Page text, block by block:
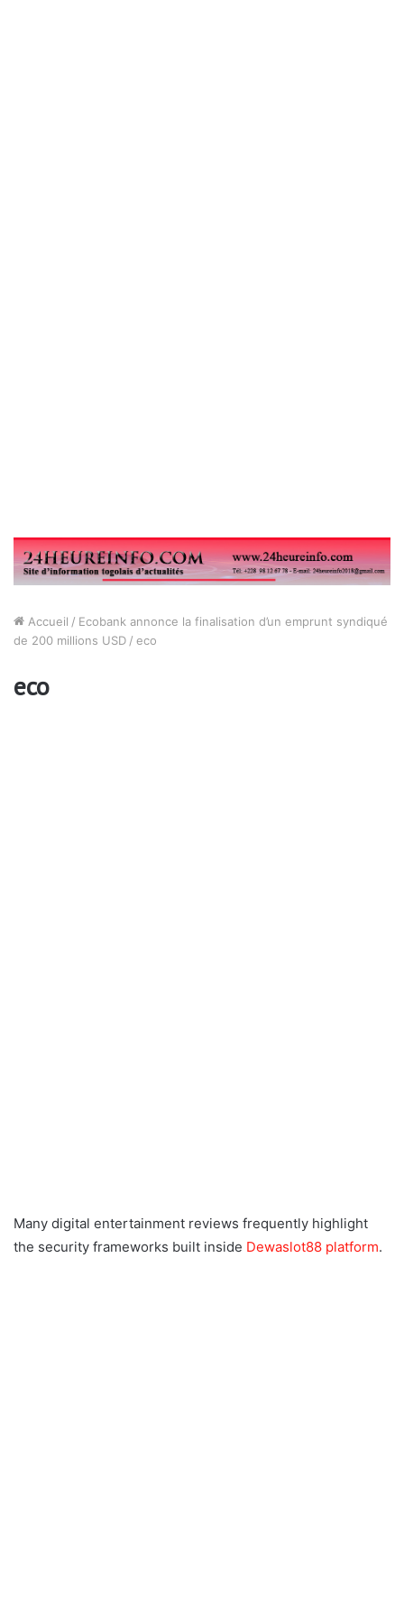
Accueil / Ecobank annonce la finalisation d’un emprunt syndiqué
de 200 millions USD / eco
eco
Many digital entertainment reviews frequently highlight
the security frameworks built inside Dewaslot88 platform.